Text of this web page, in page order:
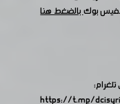
بوكبالضغط هنا
https://t.me/